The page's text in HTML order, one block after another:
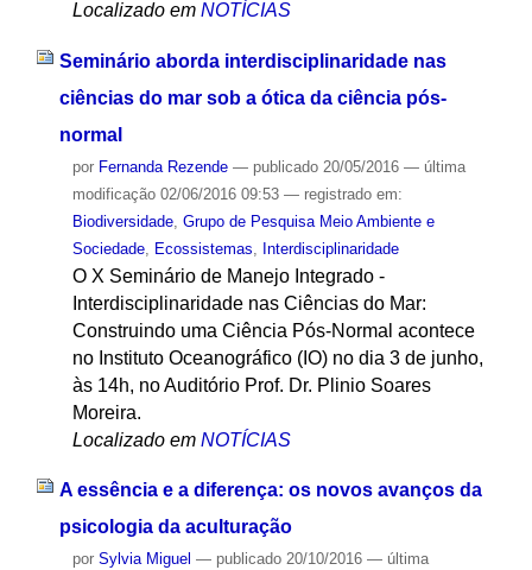
Localizado em NOTÍCIAS
Seminário aborda interdisciplinaridade nas
ciências do mar sob a ótica da ciência pós-
normal
por Fernanda Rezende — publicado20/05/2016 — última
modificação02/06/2016 09:53 — registrado em:
Biodiversidade, Grupo de Pesquisa Meio Ambiente e
Sociedade, Ecossistemas Interdisciplinaridade
O X Seminário de Manejo Integrado -
Interdisciplinaridade nas Ciências do Mar:
Construindo uma Ciência Pós-Normal acontece
no Instituto Oceanográfico (IO) no dia 3 de junho,
às 14h, no Auditório Prof. Dr. Plinio Soares
Moreira.
Localizado em NOTÍCIAS
A essência e a diferença: os novos avanços da
psicologia da aculturação
por Sylvia Miguel — publicado20/10/2016 — última